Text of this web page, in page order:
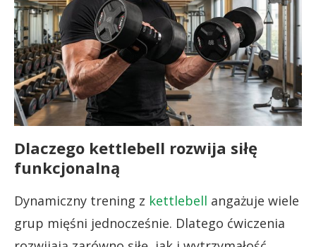
Dlaczego kettlebell rozwija siłę
funkcjonalną
Dynamiczny trening z kettlebell angażuje wiele
grup mięśni jednocześnie. Dlatego ćwiczenia